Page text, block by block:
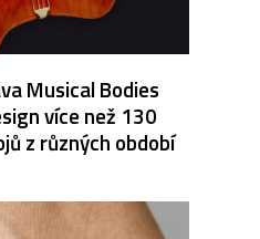
Musical Bodies
více než 130
z různých období